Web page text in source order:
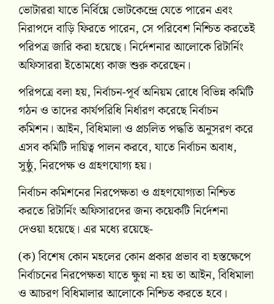
ভোটাররা যাতে নির্বিঘ্নে ভোটকেন্দ্রে যেতে পারেন এবং
নিরাপদে বাড়ি ফিরতে পারেন, সে পরিবেশ নিশ্চিত করতেই
পরিপত্র জারি করা হয়েছে। নির্দেশনার আলোকে রিটার্নিং
অফিসাররা ইতোমধ্যে কাজ শুরু করেছেন।
পরিপত্রে বলা হয়, নির্বাচন-পূর্ব অনিয়ম রোধে বিভিন্ন কমিটি
গঠন ও তাদের কার্যপরিধি নির্ধারণ করেছে নির্বাচন
কমিশন। আইন, বিধিমালা ও প্রচলিত পদ্ধতি অনুসরণ করে
এসব কমিটি দায়িত্ব পালন করবে, যাতে নির্বাচন অবাধ,
সুষ্ঠু, নিরপেক্ষ ও গ্রহণযোগ্য হয়।
নির্বাচন কমিশনের নিরপেক্ষতা ও গ্রহণযোগ্যতা নিশ্চিত
করতে রিটার্নিং অফিসারদের জন্য কয়েকটি নির্দেশনা
দেওয়া হয়েছে। এর মধ্যে রয়েছে-
(ক) বিশেষ কোন মহলের কোন প্রকার প্রভাব বা হস্তক্ষেপে
নির্বাচনের নিরপেক্ষতা যাতে ক্ষুণ্ন না হয় তা আইন, বিধিমালা
ও আচরণ বিধিমালার আলোকে নিশ্চিত করতে হবে।